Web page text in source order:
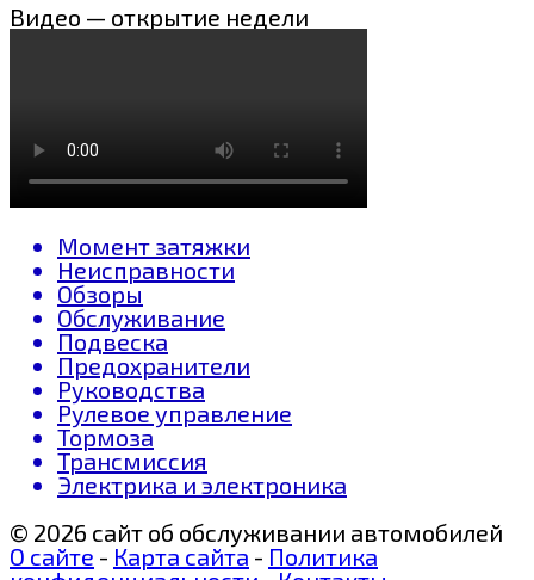
Видео — открытие недели
Момент затяжки
Неисправности
Обзоры
Обслуживание
Подвеска
Предохранители
Руководства
Рулевое управление
Тормоза
Трансмиссия
Электрика и электроника
© 2026 сайт об обслуживании автомобилей
О сайте - Карта сайта - Политика